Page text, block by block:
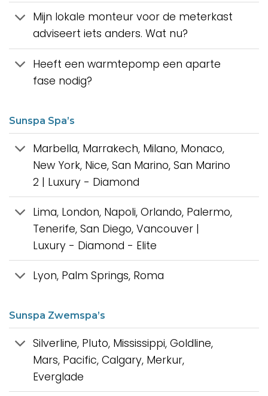
Mijn lokale monteur voor de meterkast
adviseert iets anders. Wat nu?
Heeft een warmtepomp een aparte
fase nodig?
Sunspa Spa’s
Marbella, Marrakech, Milano, Monaco,
New York, Nice, San Marino, San Marino
2 | Luxury - Diamond
Lima, London, Napoli, Orlando, Palermo,
Tenerife, San Diego, Vancouver |
Luxury - Diamond - Elite
Lyon, Palm Springs, Roma
Sunspa Zwemspa’s
Silverline, Pluto, Mississippi, Goldline,
Mars, Pacific, Calgary, Merkur,
Everglade